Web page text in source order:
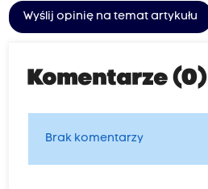
Wyślij opinię na temat artykułu
Komentarze (0)
Brak komentarzy